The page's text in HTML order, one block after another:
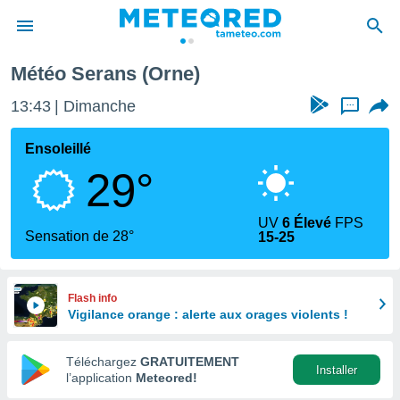
de
Météo Serans (Orne)
13:43 Dimanche ...
Ensoleillé
29°
Sensation de 28°
UV6 Élevé FPS
15-25
Flash info
Vigilance orange : alerte aux orages violents !
Téléchargez GRATUITEMENT
l’application Meteored!
Installer